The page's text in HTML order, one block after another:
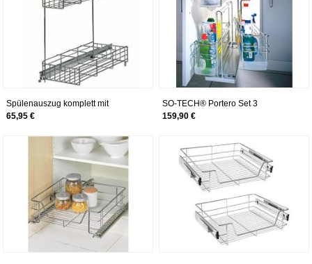
Spülenauszug komplett mit
Führung Küchen Schrankauszug
65,95 €
SO-TECH® Portero Set 3
Küchenauszug Schrankauszug
159,90 €